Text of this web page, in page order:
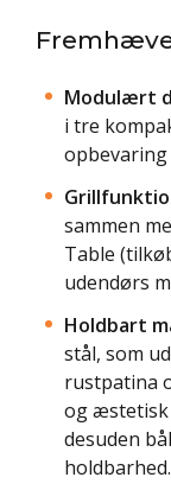
Modulært
i tre
sammen
Table
udendørs
Holdbart
stål, som
rustpatina
og æstetisk
desuden
holdbarhed.